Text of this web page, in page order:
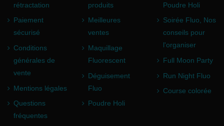
rétractation
Paiement
sécurisé
Conditions
générales de
vente
Mentions légales
Questions
fréquentes
produits
Meilleures
ventes
Maquillage
Fluorescent
Déguisement
Fluo
Poudre Holi
Poudre Holi
Soirée Fluo, Nos
conseils pour
l'organiser
Full Moon Party
Run Night Fluo
Course colorée